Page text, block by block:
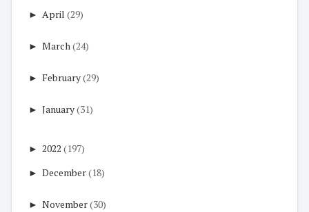
► April (29)
► March(24)
► February(29)
► January(31)
► 2022 (197)
► December(18)
► November(30)